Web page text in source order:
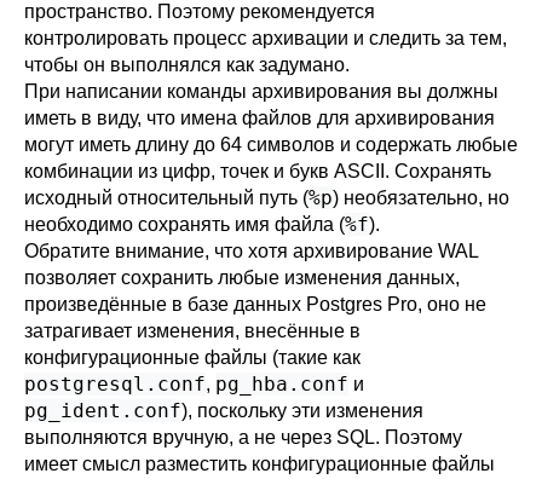
пространство. Поэтому рекомендуется
контролировать процесс архивации и следить за тем,
чтобы он выполнялся как задумано.
При написании команды архивирования вы должны
иметь в виду, что имена файлов для архивирования
могут иметь длину до 64 символов и содержать любые
комбинации из цифр, точек и букв ASCII. Сохранять
исходный относительный путь (%p) необязательно, но
необходимо сохранять имя файла (%f).
Обратите внимание, что хотя архивирование WAL
позволяет сохранить любые изменения данных,
произведённые в базе данных Postgres Pro, оно не
затрагивает изменения, внесённые в
конфигурационные файлы (такие как
postgresql.conf, pg_hba.conf и
pg_ident.conf), поскольку эти изменения
выполняются вручную, а не через SQL. Поэтому
имеет смысл разместить конфигурационные файлы